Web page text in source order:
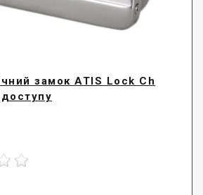
замок ATIS Lock Ch